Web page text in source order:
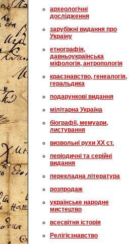
археологічні
дослідження
зарубіжні видання про
Україну
етнографія,
давньоукраїнська
міфологія, антропологія
краєзнавство, генеалогія,
геральдика
подарункові видання
мілітарна Україна
біографії, мемуари,
листування
визвольні рухи XX ст.
періодичні та серійні
видання
перекладна література
розпродаж
українське народне
мистецтво
всесвітня історія
Релігієзнавство